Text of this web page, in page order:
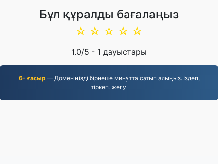
Бұл құралды бағалаңыз
☆
☆
☆
☆
☆
1.0/5 - 1 дауыстары
6- ғасыр — Доменіңізді бірнеше минутта сатып алыңыз. Іздеп,
тіркеп, жегу.